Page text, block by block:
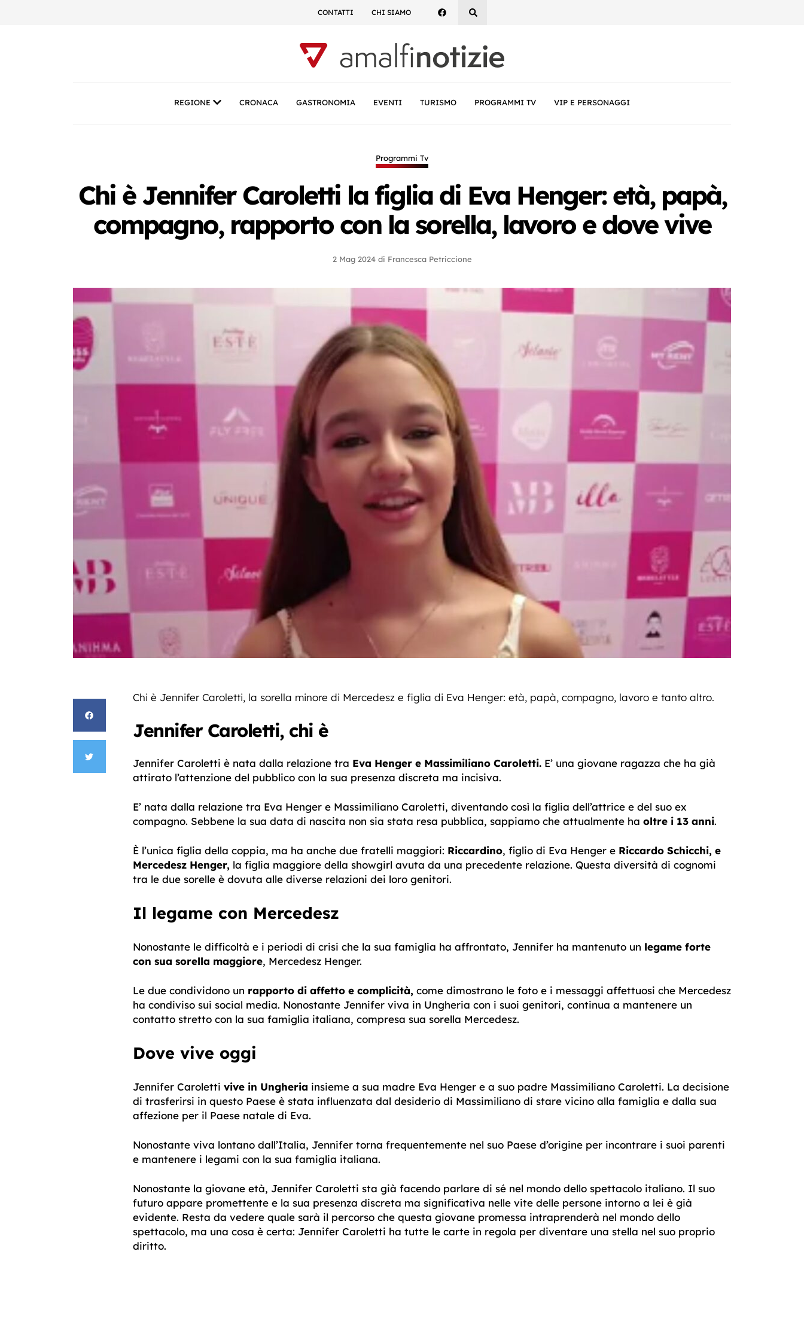
CONTATTI CHI SIAMO
REGIONE CRONACA GASTRONOMIA EVENTI TURISMO PROGRAMMI TV VIP E PERSONAGGI
Programmi Tv
Chi è Jennifer Caroletti la figlia di Eva Henger: età, papà,
compagno, rapporto con la sorella, lavoro e dove vive
2 Mag 2024 di Francesca Petriccione
Chi è Jennifer Caroletti, la sorella minore di Mercedesz e figlia di Eva Henger: età, papà, compagno, lavoro e tanto altro.
Jennifer Caroletti, chi è
Jennifer Caroletti è nata dalla relazione tra Eva Henger e Massimiliano Caroletti. E’ una giovane ragazza che ha già
attirato l’attenzione del pubblico con la sua presenza discreta ma incisiva.
E’ nata dalla relazione tra Eva Henger e Massimiliano Caroletti, diventando così la figlia dell’attrice e del suo ex
compagno. Sebbene la sua data di nascita non sia stata resa pubblica, sappiamo che attualmente ha oltre i 13 anni.
È l’unica figlia della coppia, ma ha anche due fratelli maggiori: Riccardino, figlio di Eva Henger e Riccardo Schicchi, e
Mercedesz Henger, la figlia maggiore della showgirl avuta da una precedente relazione. Questa diversità di cognomi
tra le due sorelle è dovuta alle diverse relazioni dei loro genitori.
Il legame con Mercedesz
Nonostante le difficoltà e i periodi di crisi che la sua famiglia ha affrontato, Jennifer ha mantenuto un legame forte
con sua sorella maggiore, Mercedesz Henger.
Le due condividono un rapporto di affetto e complicità, come dimostrano le foto e i messaggi affettuosi che Mercedesz
ha condiviso sui social media. Nonostante Jennifer viva in Ungheria con i suoi genitori, continua a mantenere un
contatto stretto con la sua famiglia italiana, compresa sua sorella Mercedesz.
Dove vive oggi
Jennifer Caroletti vive in Ungheria insieme a sua madre Eva Henger e a suo padre Massimiliano Caroletti. La decisione
di trasferirsi in questo Paese è stata influenzata dal desiderio di Massimiliano di stare vicino alla famiglia e dalla sua
affezione per il Paese natale di Eva.
Nonostante viva lontano dall’Italia, Jennifer torna frequentemente nel suo Paese d’origine per incontrare i suoi parenti
e mantenere i legami con la sua famiglia italiana.
Nonostante la giovane età, Jennifer Caroletti sta già facendo parlare di sé nel mondo dello spettacolo italiano. Il suo
futuro appare promettente e la sua presenza discreta ma significativa nelle vite delle persone intorno a lei è già
evidente. Resta da vedere quale sarà il percorso che questa giovane promessa intraprenderà nel mondo dello
spettacolo, ma una cosa è certa: Jennifer Caroletti ha tutte le carte in regola per diventare una stella nel suo proprio
diritto.